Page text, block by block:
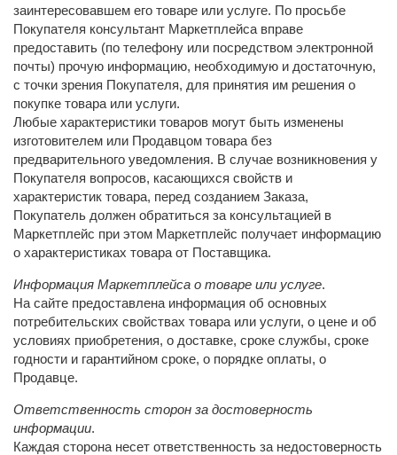
заинтересовавшем его товаре или услуге. По просьбе
Покупателя консультант Маркетплейса вправе
предоставить (по телефону или посредством электронной
почты) прочую информацию, необходимую и достаточную,
с точки зрения Покупателя, для принятия им решения о
покупке товара или услуги.
Любые характеристики товаров могут быть изменены
изготовителем или Продавцом товара без
предварительного уведомления. В случае возникновения у
Покупателя вопросов, касающихся свойств и
характеристик товара, перед созданием Заказа,
Покупатель должен обратиться за консультацией в
Маркетплейс при этом Маркетплейс получает информацию
о характеристиках товара от Поставщика.
Информация Маркетплейса о товаре или услуге.
На сайте предоставлена информация об основных
потребительских свойствах товара или услуги, о цене и об
условиях приобретения, о доставке, сроке службы, сроке
годности и гарантийном сроке, о порядке оплаты, о
Продавце.
Ответственность сторон за достоверность
информации.
Каждая сторона несет ответственность за недостоверность